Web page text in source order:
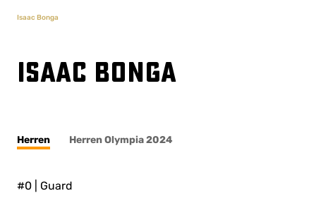
Isaac Bonga
Isaac Bonga
Herren Herren Olympia 2024
#0 | Guard